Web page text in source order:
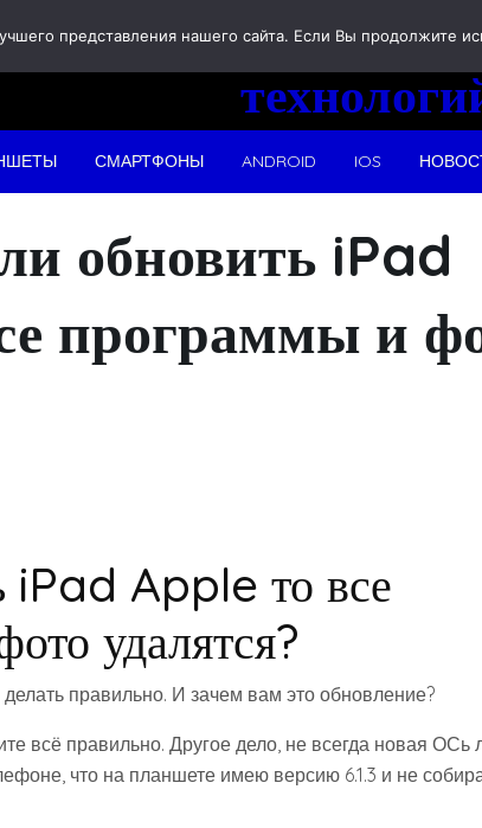
Новости
СМАРТФОНЫ ANDROID IOS
обновить iPad
программы и
iPad Apple то все
удалятся?
делать правильно. И зачем вам это обновление?
всё правильно. Другое дело, не всегда новая ОСь
что на планшете имею версию 6.1.3 и не
представления нашего сайта. Если Вы продолжите